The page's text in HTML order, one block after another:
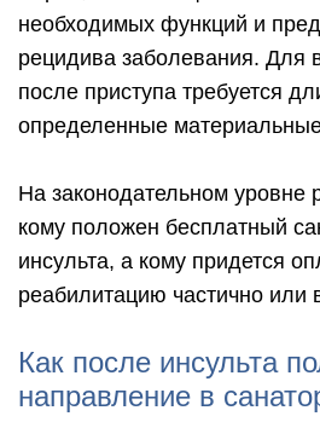
необходимых функций и
рецидива заболевания. Для
после приступа требуется
определенные
На законодательном уровне
кому положен бесплатный
инсульта, а кому придется
реабилитацию частично или
Как после инсульта
направление в